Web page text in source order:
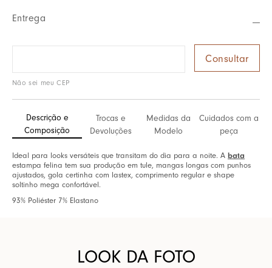
Entrega
Não sei meu CEP
Descrição e
Composição
Trocas e
Devoluções
Medidas da
Modelo
Cuidados com a
peça
Ideal para looks versáteis que transitam do dia para a noite. A bata
estampa felina tem sua produção em tule, mangas longas com punhos
ajustados, gola certinha com lastex, comprimento regular e shape
soltinho mega confortável.
93% Poliéster 7% Elastano
LOOK DA FOTO